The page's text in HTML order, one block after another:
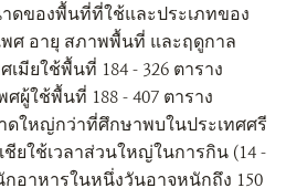
ดของพื้นที่ที่ใช้และประเภทของ
ศ อายุ สภาพพื้นที่ และฤดูกาล
มียใช้พื้นที่ 184 - 326 ตาราง
ผู้ใช้พื้นที่ 188 - 407 ตาราง
ดใหญ่กว่าที่ศึกษาพบในประเทศศรี
ชียใช้เวลาส่วนใหญ่ในการกิน (14 -
อาหารในหนึ่งวันอาจหนักถึง 150